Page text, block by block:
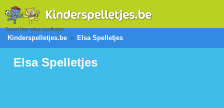
Speel hier elsa spelletjes
Kinderspelletjes.be Elsa Spelletjes
Elsa Spelletjes